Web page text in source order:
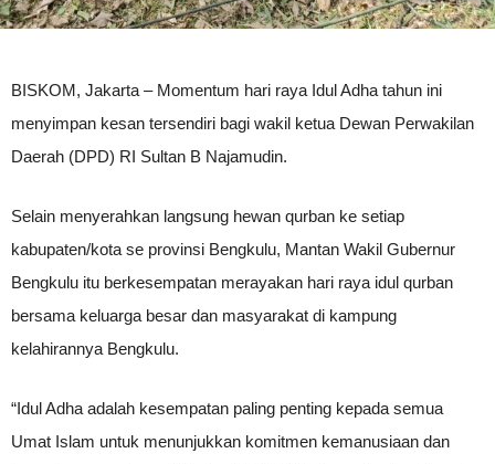
BISKOM, Jakarta – Momentum hari raya Idul Adha tahun ini
menyimpan kesan tersendiri bagi wakil ketua Dewan Perwakilan
Daerah (DPD) RI Sultan B Najamudin.
Selain menyerahkan langsung hewan qurban ke setiap
kabupaten/kota se provinsi Bengkulu, Mantan Wakil Gubernur
Bengkulu itu berkesempatan merayakan hari raya idul qurban
bersama keluarga besar dan masyarakat di kampung
kelahirannya Bengkulu.
“Idul Adha adalah kesempatan paling penting kepada semua
Umat Islam untuk menunjukkan komitmen kemanusiaan dan